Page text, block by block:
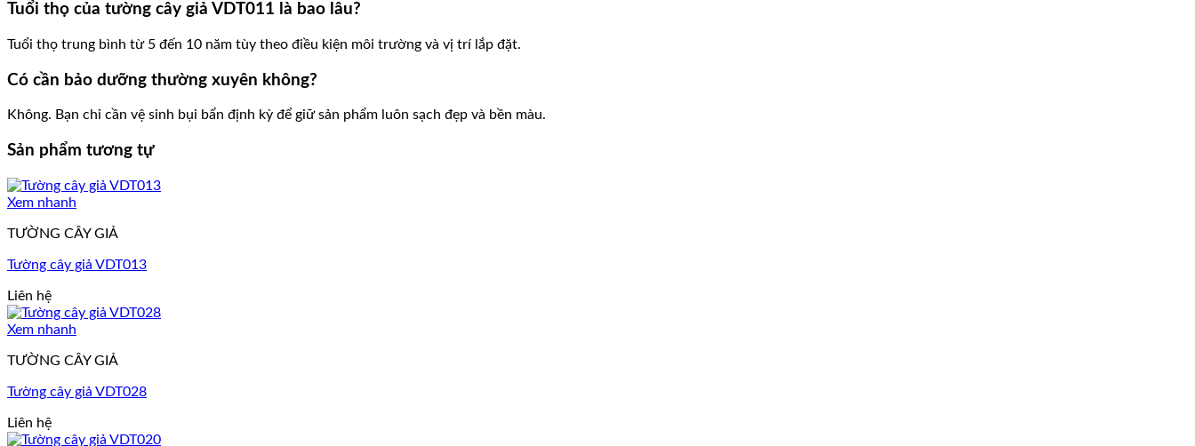
Tuổi thọ của tường cây giả VDT011 là bao lâu?
Tuổi thọ trung bình từ 5 đến 10 năm tùy theo điều kiện môi trường và vị trí lắp đặt.
Có cần bảo dưỡng thường xuyên không?
Không. Bạn chỉ cần vệ sinh bụi bẩn định kỳ để giữ sản phẩm luôn sạch đẹp và bền màu.
Sản phẩm tương tự
Xem nhanh
TƯỜNG CÂY GIẢ
Tường cây giả VDT013
Liên hệ
Xem nhanh
TƯỜNG CÂY GIẢ
Tường cây giả VDT028
Liên hệ